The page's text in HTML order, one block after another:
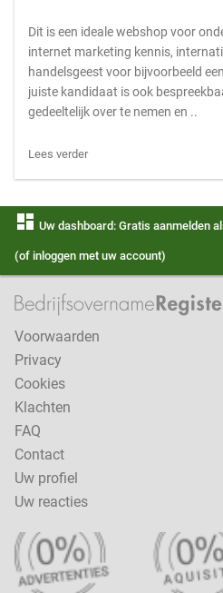
Dit is een ideale webshop voor
internet marketing kennis,
handelsgeest voor bijvoorbeeld
juiste kandidaat is ook
gedeeltelijk over te nemen en ..
Lees verder
dashboard Uw dashboard: Gratis aanmelden
(of inloggen met uw account)
Voorwaarden
Privacy
Cookies
Klachten
FAQ
Contact
Uw profiel
Uw reacties